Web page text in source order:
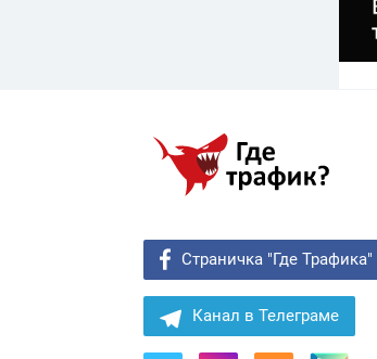
Страничка "Где Трафика"
Канал в Телеграме